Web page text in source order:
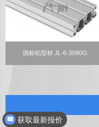
国标铝型材 JL-6-3090G
获取最新报价